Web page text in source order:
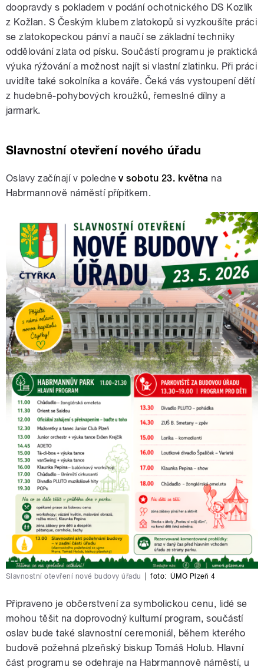
doopravdy s pokladem v podání ochotnického DS Kozlík
z Kožlan. S Českým klubem zlatokopů si vyzkoušíte práci
se zlatokopeckou pánví a naučí se základní techniky
oddělování zlata od písku. Součástí programu je praktická
výuka rýžování a možnost najít si vlastní zlatinku. Při práci
uvidíte také sokolníka a kováře. Čeká vás vystoupení dětí
z hudebně-pohybových kroužků, řemeslné dílny a
jarmark.
Slavnostní otevření nového úřadu
Oslavy začínají v polednev sobotu 23. května na
Habrmannově náměstí přípitkem.
Slavnostní otevření nové budovy úřadu foto: ÚMO Plzeň 4
Připraveno je občerstvení za symbolickou cenu, lidé se
mohou těšit na doprovodný kulturní program, součástí
oslav bude také slavnostní ceremoniál, během kterého
budově požehná plzeňský biskup Tomáš Holub. Hlavní
část programu se odehraje na Habrmannově náměstí, u